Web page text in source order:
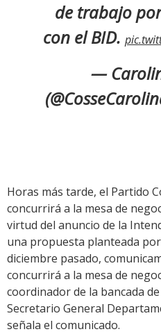
de trabajo
con el BID.
—
Horas más tarde, el Partido
concurrirá a la mesa de
virtud del anuncio de la
una propuesta planteada
diciembre pasado,
concurrirá a la mesa de
coordinador de la bancada
Secretario General
señala el comunicado.